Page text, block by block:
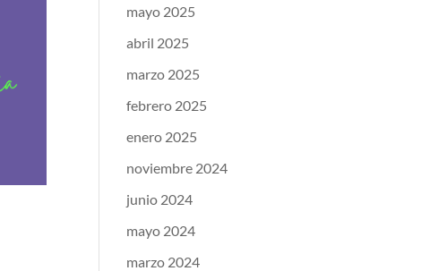
mayo 2025
abril 2025
marzo 2025
febrero 2025
enero 2025
noviembre 2024
junio 2024
mayo 2024
marzo 2024